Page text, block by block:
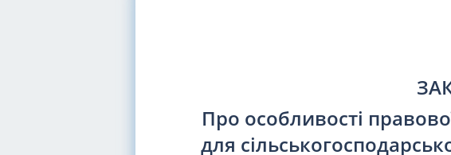
Про особливості
для